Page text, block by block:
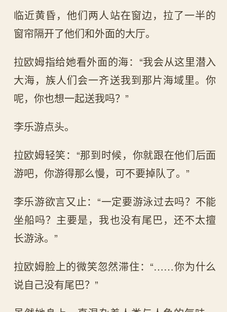
临近黄昏，他们两人站在窗边，拉了一半的
窗帘隔开了他们和外面的大厅。
拉欧姆指给她看外面的海：“我会从这里潜入
大海，族人们会一齐送我到那片海域里。你
呢，你也想一起送我吗？”
李乐游点头。
拉欧姆轻笑：“那到时候，你就跟在他们后面
游吧，你游得那么慢，可不要掉队了。”
李乐游欲言又止：“一定要游泳过去吗？不能
坐船吗？主要是，我也没有尾巴，还不太擅
长游泳。”
拉欧姆脸上的微笑忽然滞住：“……你为什么
说自己没有尾巴？”